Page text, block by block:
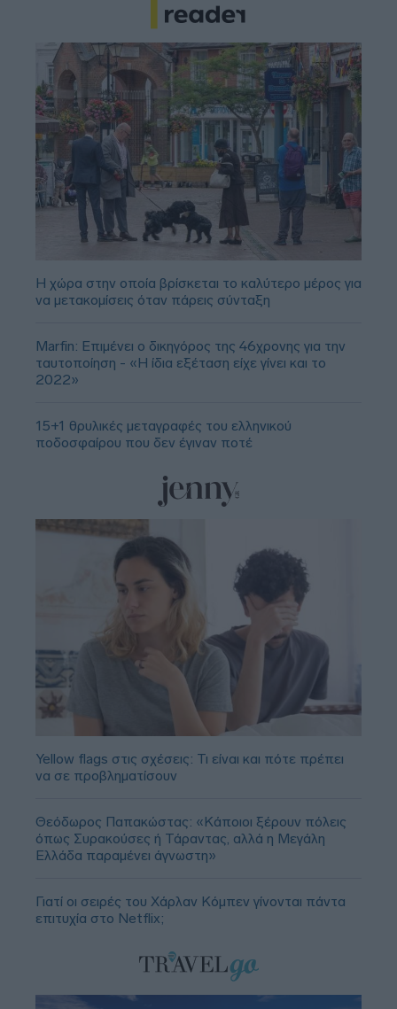
Η χώρα στην οποία βρίσκεται το καλύτερο μέρος για
να μετακομίσεις όταν πάρεις σύνταξη
Marfin: Επιμένει ο δικηγόρος της 46χρονης για την
ταυτοποίηση - «Η ίδια εξέταση είχε γίνει και το
2022»
15+1 θρυλικές μεταγραφές του ελληνικού
ποδοσφαίρου που δεν έγιναν ποτέ
Yellow flags στις σχέσεις: Τι είναι και πότε πρέπει
να σε προβληματίσουν
Θεόδωρος Παπακώστας: «Κάποιοι ξέρουν πόλεις
όπως Συρακούσες ή Τάραντας, αλλά η Μεγάλη
Ελλάδα παραμένει άγνωστη»
Γιατί οι σειρές του Χάρλαν Κόμπεν γίνονται πάντα
επιτυχία στο Netflix;